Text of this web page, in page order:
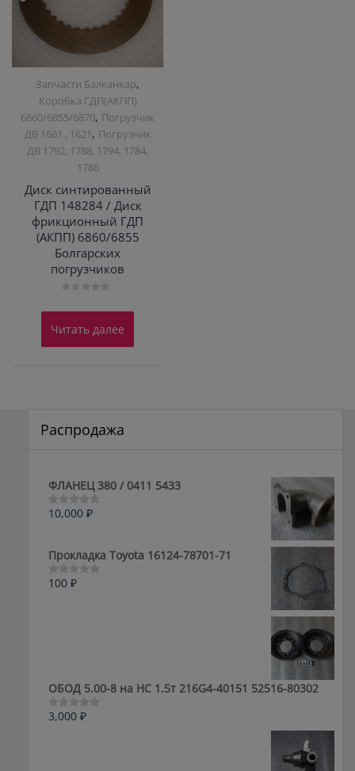
Запчасти Балканкар,
Коробка ГДП(АКПП)
6860/6855/6870, Погрузчик
ДВ 1661 , 1621, Погрузчик
ДВ 1792, 1788, 1794, 1784,
1786
Диск синтированный
ГДП 148284 / Диск
фрикционный ГДП
(АКПП) 6860/6855
Болгарских
погрузчиков
0
5
Читать далее
Распродажа
ФЛАНЕЦ 380 / 0411 5433
Оценка
5
10,000 ₽
Прокладка Toyota 16124-78701-71
Оценка
100 ₽
ОБОД 5.00-8 на HC 1.5т 216G4-40151 52516-80302
Оценка
3,000 ₽